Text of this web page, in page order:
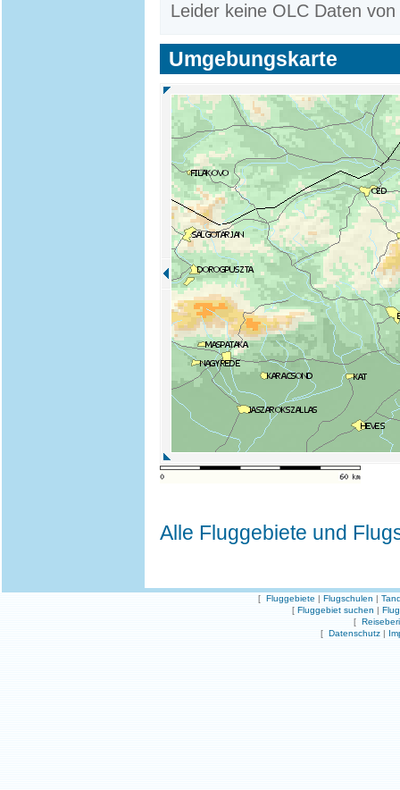
Leider keine OLC Daten
Umgebungskarte
Alle Fluggebiete und
[ Fluggebiete | Flugschulen |
[ Fluggebiet suchen |
[
[ Datenschutz |